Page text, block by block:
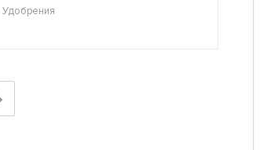
Удобрения